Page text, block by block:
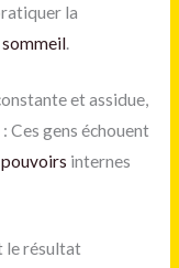
la
sommeil.
et assidue,
Ces gens échouent
pouvoirs internes
le résultat